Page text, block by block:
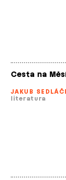
Cesta na
JAKUB
literatura